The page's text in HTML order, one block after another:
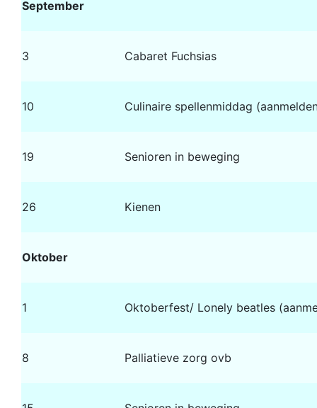
September
3 Cabaret Fuchsias
10 Culinaire spellenmiddag
19 Senioren in beweging
26 Kienen
Oktober
1 Oktoberfest/ Lonely beatles
8 Palliatieve zorg ovb